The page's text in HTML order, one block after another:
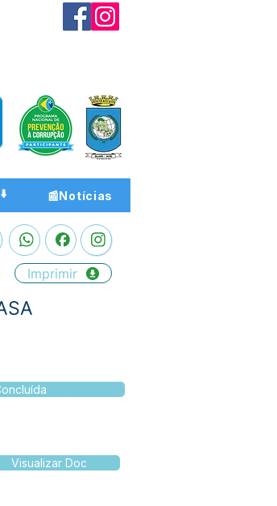
📰Notícias
Imprimir
Visualizar Doc